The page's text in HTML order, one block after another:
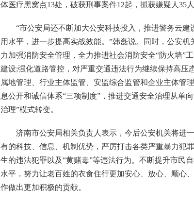
体医疗黑窝点13处，破获刑事案件12起，抓获嫌疑人35人
“市公安局还不断加大公安科技投入，推进警务云建
用水平，进一步提高实战效能。”韩磊说。同时，公安机
力加强消防安全管理，全力推进社会消防安全“防火墙”
建设;强化道路管控，对严重交通违法行为继续保持高压
属地管理、行业主体监管、安监综合监管和企业主体管
息公开和诚信体系“三项制度”，推进交通安全治理从单
治理”模式转变。
济南市公安局相关负责人表示，今后公安机关将进
有的科技、信息、机制优势，严厉打击各类严重暴力犯
生的违法犯罪以及“黄赌毒”等违法行为。不断提升市民
水平，努力让老百姓的衣食住行更加安心、放心、顺心
作做出更加积极的贡献。